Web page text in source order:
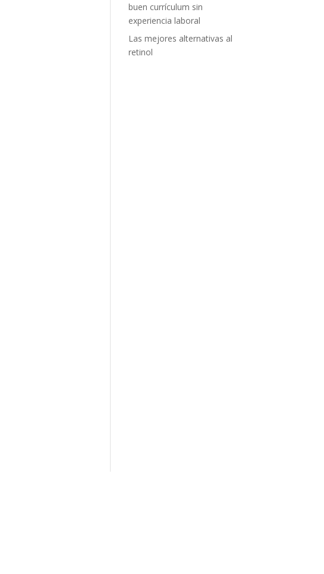
buen currículum sin
experiencia laboral
Las mejores alternativas al
retinol